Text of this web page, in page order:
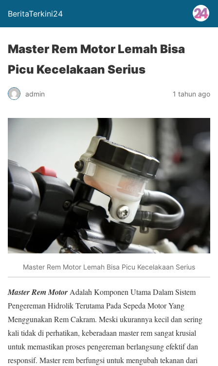
BeritaTerkini24
Master Rem Motor Lemah Bisa
Picu Kecelakaan Serius
admin 1 tahun ago
Master Rem Motor Lemah Bisa Picu Kecelakaan Serius
Master Rem MotorAdalah Komponen Utama Dalam Sistem
Pengereman Hidrolik Terutama Pada Sepeda Motor Yang
Menggunakan Rem Cakram. Meski ukurannya kecil dan sering
kali tidak di perhatikan, keberadaan master rem sangat krusial
untuk memastikan proses pengereman berlangsung efektif dan
responsif. Master rem berfungsi untuk mengubah tekanan dari